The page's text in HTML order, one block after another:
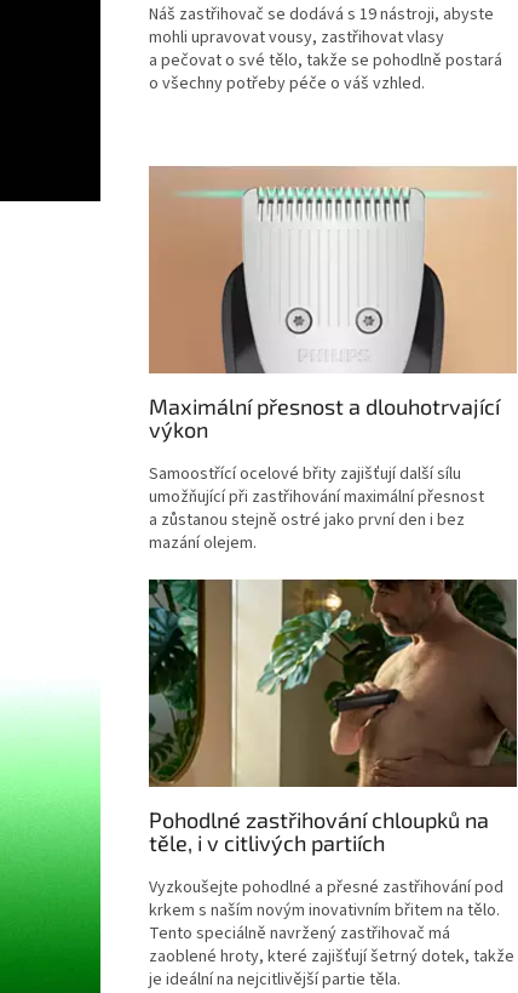
Náš zastřihovač se dodává s 19 nástroji, abyste
mohli upravovat vousy, zastřihovat vlasy
a pečovat o své tělo, takže se pohodlně postará
o všechny potřeby péče o váš vzhled.
Maximální přesnost a dlouhotrvající
výkon
Samoostřící ocelové břity zajišťují další sílu
umožňující při zastřihování maximální přesnost
a zůstanou stejně ostré jako první den i bez
mazání olejem.
Pohodlné zastřihování chloupků na
těle, i v citlivých partiích
Vyzkoušejte pohodlné a přesné zastřihování pod
krkem s naším novým inovativním břitem na tělo.
Tento speciálně navržený zastřihovač má
zaoblené hroty, které zajišťují šetrný dotek, takže
je ideální na nejcitlivější partie těla.